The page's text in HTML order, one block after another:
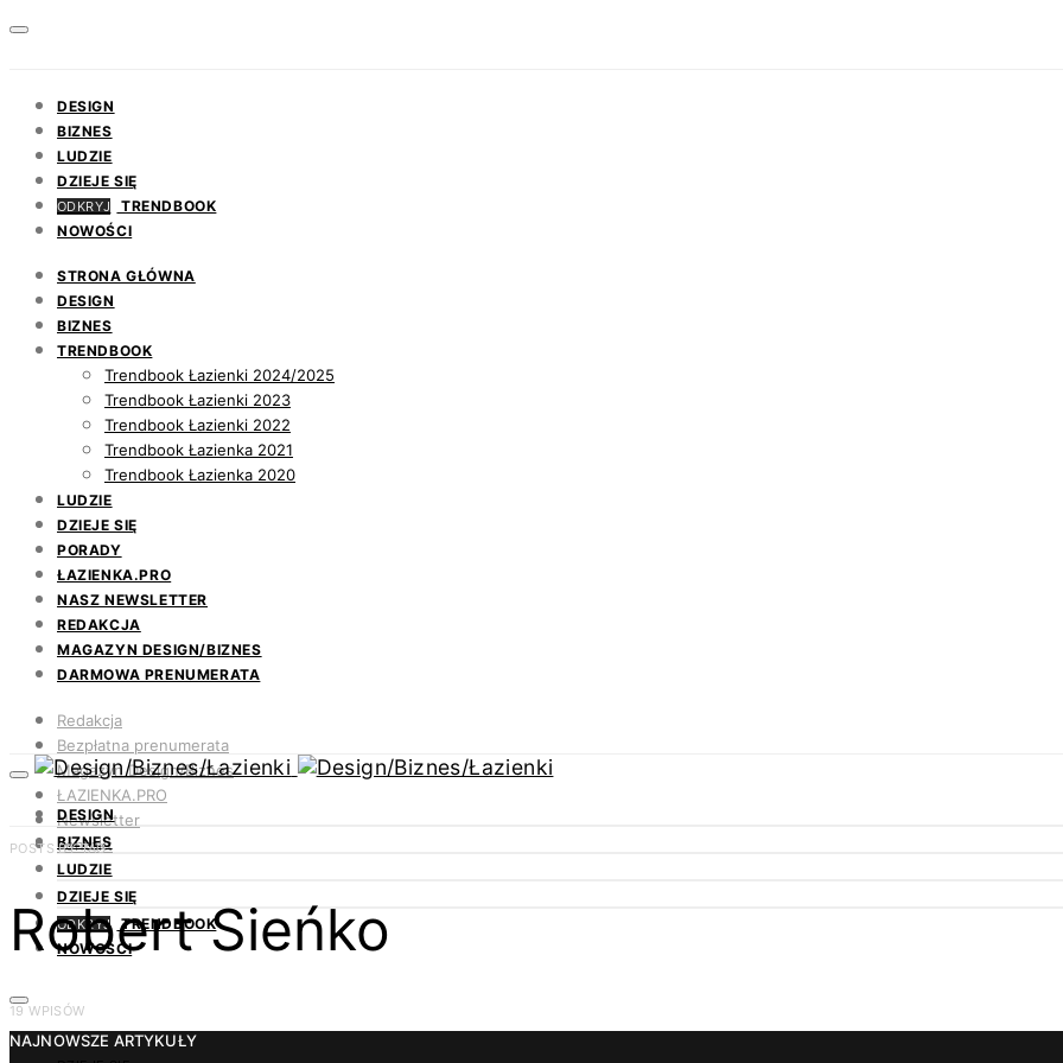
DESIGN
BIZNES
LUDZIE
DZIEJE SIĘ
ODKRYJ
TRENDBOOK
NOWOŚCI
STRONA GŁÓWNA
DESIGN
BIZNES
TRENDBOOK
Trendbook Łazienki 2024/2025
Trendbook Łazienki 2023
Trendbook Łazienki 2022
Trendbook Łazienka 2021
Trendbook Łazienka 2020
LUDZIE
DZIEJE SIĘ
PORADY
ŁAZIENKA.PRO
NASZ NEWSLETTER
REDAKCJA
MAGAZYN DESIGN/BIZNES
DARMOWA PRENUMERATA
Redakcja
Bezpłatna prenumerata
Magazyn Design/Biznes
ŁAZIENKA.PRO
Newsletter
Kontakt
DESIGN
BIZNES
LUDZIE
DZIEJE SIĘ
ODKRYJ TRENDBOOK
NOWOŚCI
NAJNOWSZE ARTYKUŁY
POSTS BY TAG
Robert Sieńko
19 WPISÓW